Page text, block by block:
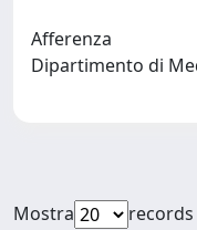
Afferenza
Dipartimento di
Mostra
records